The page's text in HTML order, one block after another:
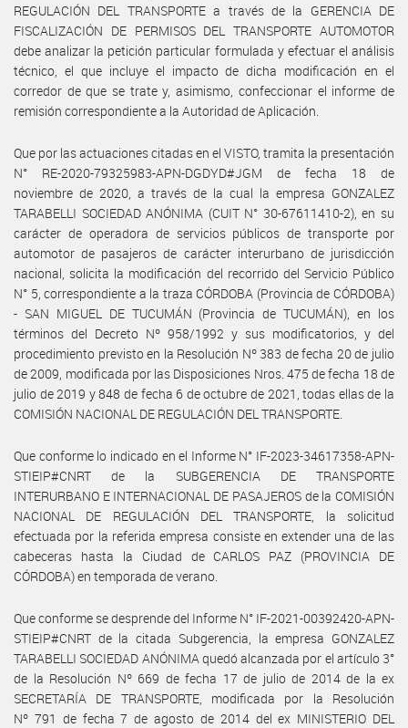
REGULACIÓN DEL TRANSPORTE a través de la GERENCIA DE
FISCALIZACIÓN DE PERMISOS DEL TRANSPORTE AUTOMOTOR
debe analizar la petición particular formulada y efectuar el análisis
técnico, el que incluye el impacto de dicha modificación en el
corredor de que se trate y, asimismo, confeccionar el informe de
remisión correspondiente a la Autoridad de Aplicación.
Que por las actuaciones citadas en el VISTO, tramita la presentación
N° RE-2020-79325983-APN-DGDYD#JGM de fecha 18 de
noviembre de 2020, a través de la cual la empresa GONZALEZ
TARABELLI SOCIEDAD ANÓNIMA (CUIT N° 30-67611410-2), en su
carácter de operadora de servicios públicos de transporte por
automotor de pasajeros de carácter interurbano de jurisdicción
nacional, solicita la modificación del recorrido del Servicio Público
N° 5, correspondiente a la traza CÓRDOBA (Provincia de CÓRDOBA)
- SAN MIGUEL DE TUCUMÁN (Provincia de TUCUMÁN), en los
términos del Decreto Nº 958/1992 y sus modificatorios, y del
procedimiento previsto en la Resolución Nº 383 de fecha 20 de julio
de 2009, modificada por las Disposiciones Nros. 475 de fecha 18 de
julio de 2019 y 848 de fecha 6 de octubre de 2021, todas ellas de la
COMISIÓN NACIONAL DE REGULACIÓN DEL TRANSPORTE.
Que conforme lo indicado en el Informe N° IF-2023-34617358-APN-
STIEIP#CNRT de la SUBGERENCIA DE TRANSPORTE
INTERURBANO E INTERNACIONAL DE PASAJEROS de la COMISIÓN
NACIONAL DE REGULACIÓN DEL TRANSPORTE, la solicitud
efectuada por la referida empresa consiste en extender una de las
cabeceras hasta la Ciudad de CARLOS PAZ (PROVINCIA DE
CÓRDOBA) en temporada de verano.
Que conforme se desprende del Informe N° IF-2021-00392420-APN-
STIEIP#CNRT de la citada Subgerencia, la empresa GONZALEZ
TARABELLI SOCIEDAD ANÓNIMA quedó alcanzada por el artículo 3°
de la Resolución Nº 669 de fecha 17 de julio de 2014 de la ex
SECRETARÍA DE TRANSPORTE, modificada por la Resolución
Nº 791 de fecha 7 de agosto de 2014 del ex MINISTERIO DEL